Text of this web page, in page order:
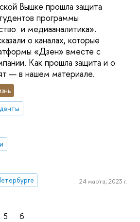
Вышке прошла защита
программы
и медиааналитика».
о каналах, которые
«Дзен» вместе с
Как прошла защита и о
— в нашем материале.
24 марта, 2023 г.
5 6